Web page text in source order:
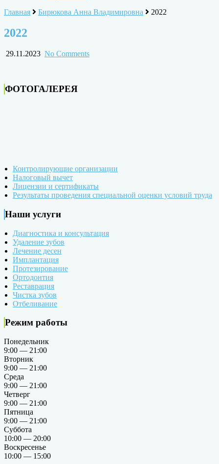
Главная
Бирюкова Анна Владимировна 2022
2022
29.11.2023 No Comments
ФОТОГАЛЕРЕЯ
Контролирующие организации
Налоговый вычет
Лицензии и сертификаты
Результаты проведения специальной оценки условий труда
Наши услуги
Диагностика и консультация
Удаление зубов
Лечение десен
Имплантация
Протезирование
Ортодонтия
Реставрация
Чистка зубов
Отбеливание
Режим работы
Понедельник
9:00 — 21:00
Вторник
9:00 — 21:00
Среда
9:00 — 21:00
Четверг
9:00 — 21:00
Пятница
9:00 — 21:00
Суббота
10:00 — 20:00
Воскресенье
10:00 — 15:00